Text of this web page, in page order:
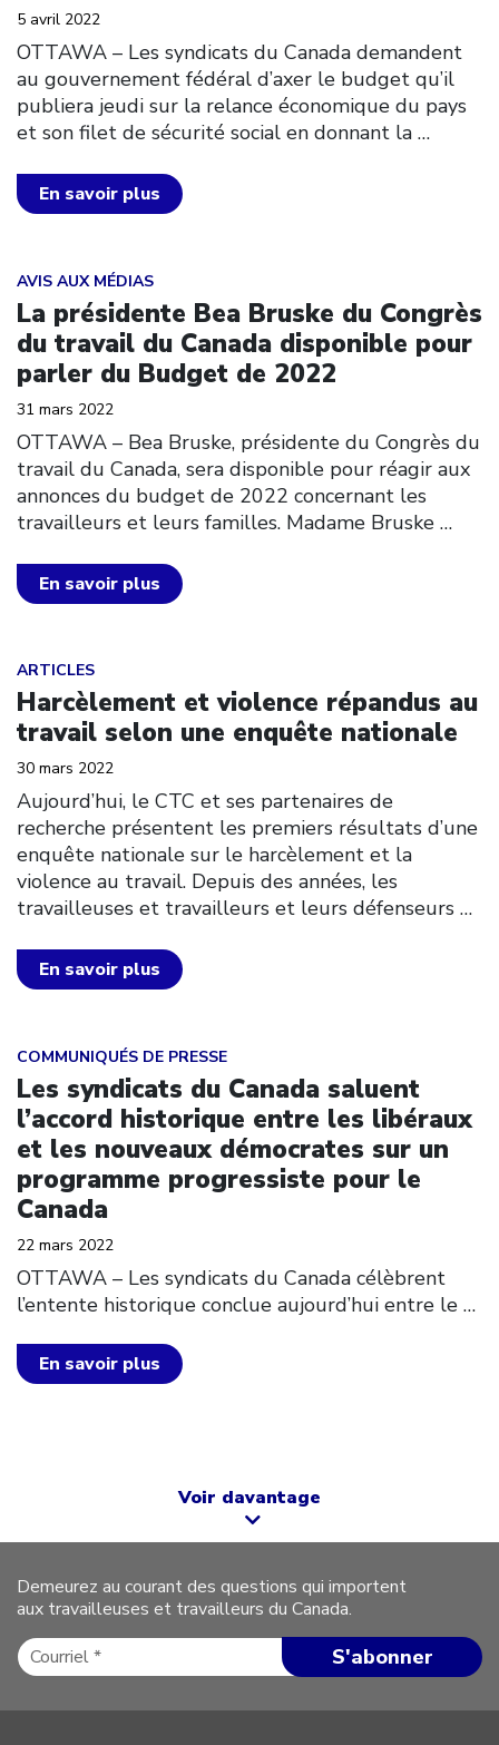
5 avril 2022
OTTAWA – Les syndicats du Canada demandent
au gouvernement fédéral d’axer le budget qu’il
publiera jeudi sur la relance économique du pays
et son filet de sécurité social en donnant la …
En savoir plus
AVIS AUX MÉDIAS
La présidente Bea Bruske du Congrès
du travail du Canada disponible pour
parler du Budget de 2022
31 mars 2022
OTTAWA – Bea Bruske, présidente du Congrès du
travail du Canada, sera disponible pour réagir aux
annonces du budget de 2022 concernant les
travailleurs et leurs familles. Madame Bruske …
En savoir plus
Click to open the link
ARTICLES
Harcèlement et violence répandus au
travail selon une enquête nationale
30 mars 2022
Aujourd’hui, le CTC et ses partenaires de
recherche présentent les premiers résultats d’une
enquête nationale sur le harcèlement et la
violence au travail. Depuis des années, les
travailleuses et travailleurs et leurs défenseurs …
En savoir plus
Click to open the link
COMMUNIQUÉS DE PRESSE
Les syndicats du Canada saluent
l’accord historique entre les libéraux
et les nouveaux démocrates sur un
programme progressiste pour le
Canada
22 mars 2022
OTTAWA – Les syndicats du Canada célèbrent
l’entente historique conclue aujourd’hui entre le …
En savoir plus
Click to open the link
Voir davantage
Demeurez au courant des questions qui importent
aux travailleuses et travailleurs du Canada.